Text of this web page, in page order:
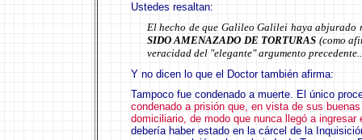
Ustedes resaltan:
El hecho de que Galileo Galilei haya
SIDO AMENAZADO DE TORTURAS (como
veracidad del "elegante" argumento
Y no dicen lo que el Doctor también afirma:
Tampoco fue condenado a muerte. El único
condenado a prisión que, en vista de sus
domiciliario, de modo que nunca llegó a ingresar
debería haber estado en la cárcel de la